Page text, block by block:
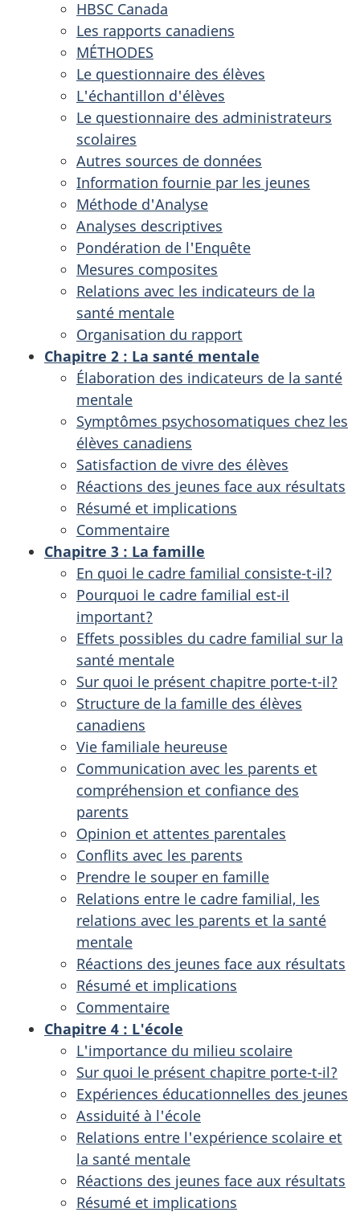
HBSC Canada
Les rapports canadiens
MÉTHODES
Le questionnaire des élèves
L'échantillon d'élèves
Le questionnaire des administrateurs
scolaires
Autres sources de données
Information fournie par les jeunes
Méthode d'Analyse
Analyses descriptives
Pondération de l'Enquête
Mesures composites
Relations avec les indicateurs de la
santé mentale
Organisation du rapport
Chapitre 2 : La santé mentale
Élaboration des indicateurs de la santé
mentale
Symptômes psychosomatiques chez les
élèves canadiens
Satisfaction de vivre des élèves
Réactions des jeunes face aux résultats
Résumé et implications
Commentaire
Chapitre 3 : La famille
En quoi le cadre familial consiste-t-il?
Pourquoi le cadre familial est-il
important?
Effets possibles du cadre familial sur la
santé mentale
Sur quoi le présent chapitre porte-t-il?
Structure de la famille des élèves
canadiens
Vie familiale heureuse
Communication avec les parents et
compréhension et confiance des
parents
Opinion et attentes parentales
Conflits avec les parents
Prendre le souper en famille
Relations entre le cadre familial, les
relations avec les parents et la santé
mentale
Réactions des jeunes face aux résultats
Résumé et implications
Commentaire
Chapitre 4 : L'école
L'importance du milieu scolaire
Sur quoi le présent chapitre porte-t-il?
Expériences éducationnelles des jeunes
Assiduité à l'école
Relations entre l'expérience scolaire et
la santé mentale
Réactions des jeunes face aux résultats
Résumé et implications